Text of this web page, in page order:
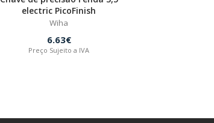
electric PicoFinish
Wiha
6.63€
Preço Sujeito a IVA